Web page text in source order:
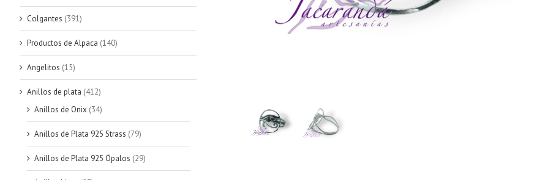
Colgantes (391)
Productos de Alpaca (140)
Angelitos (15)
Anillos de plata (412)
Anillos de Onix (34)
Anillos de Plata 925 Strass (79)
Anillos de Plata 925 Ópalos (29)